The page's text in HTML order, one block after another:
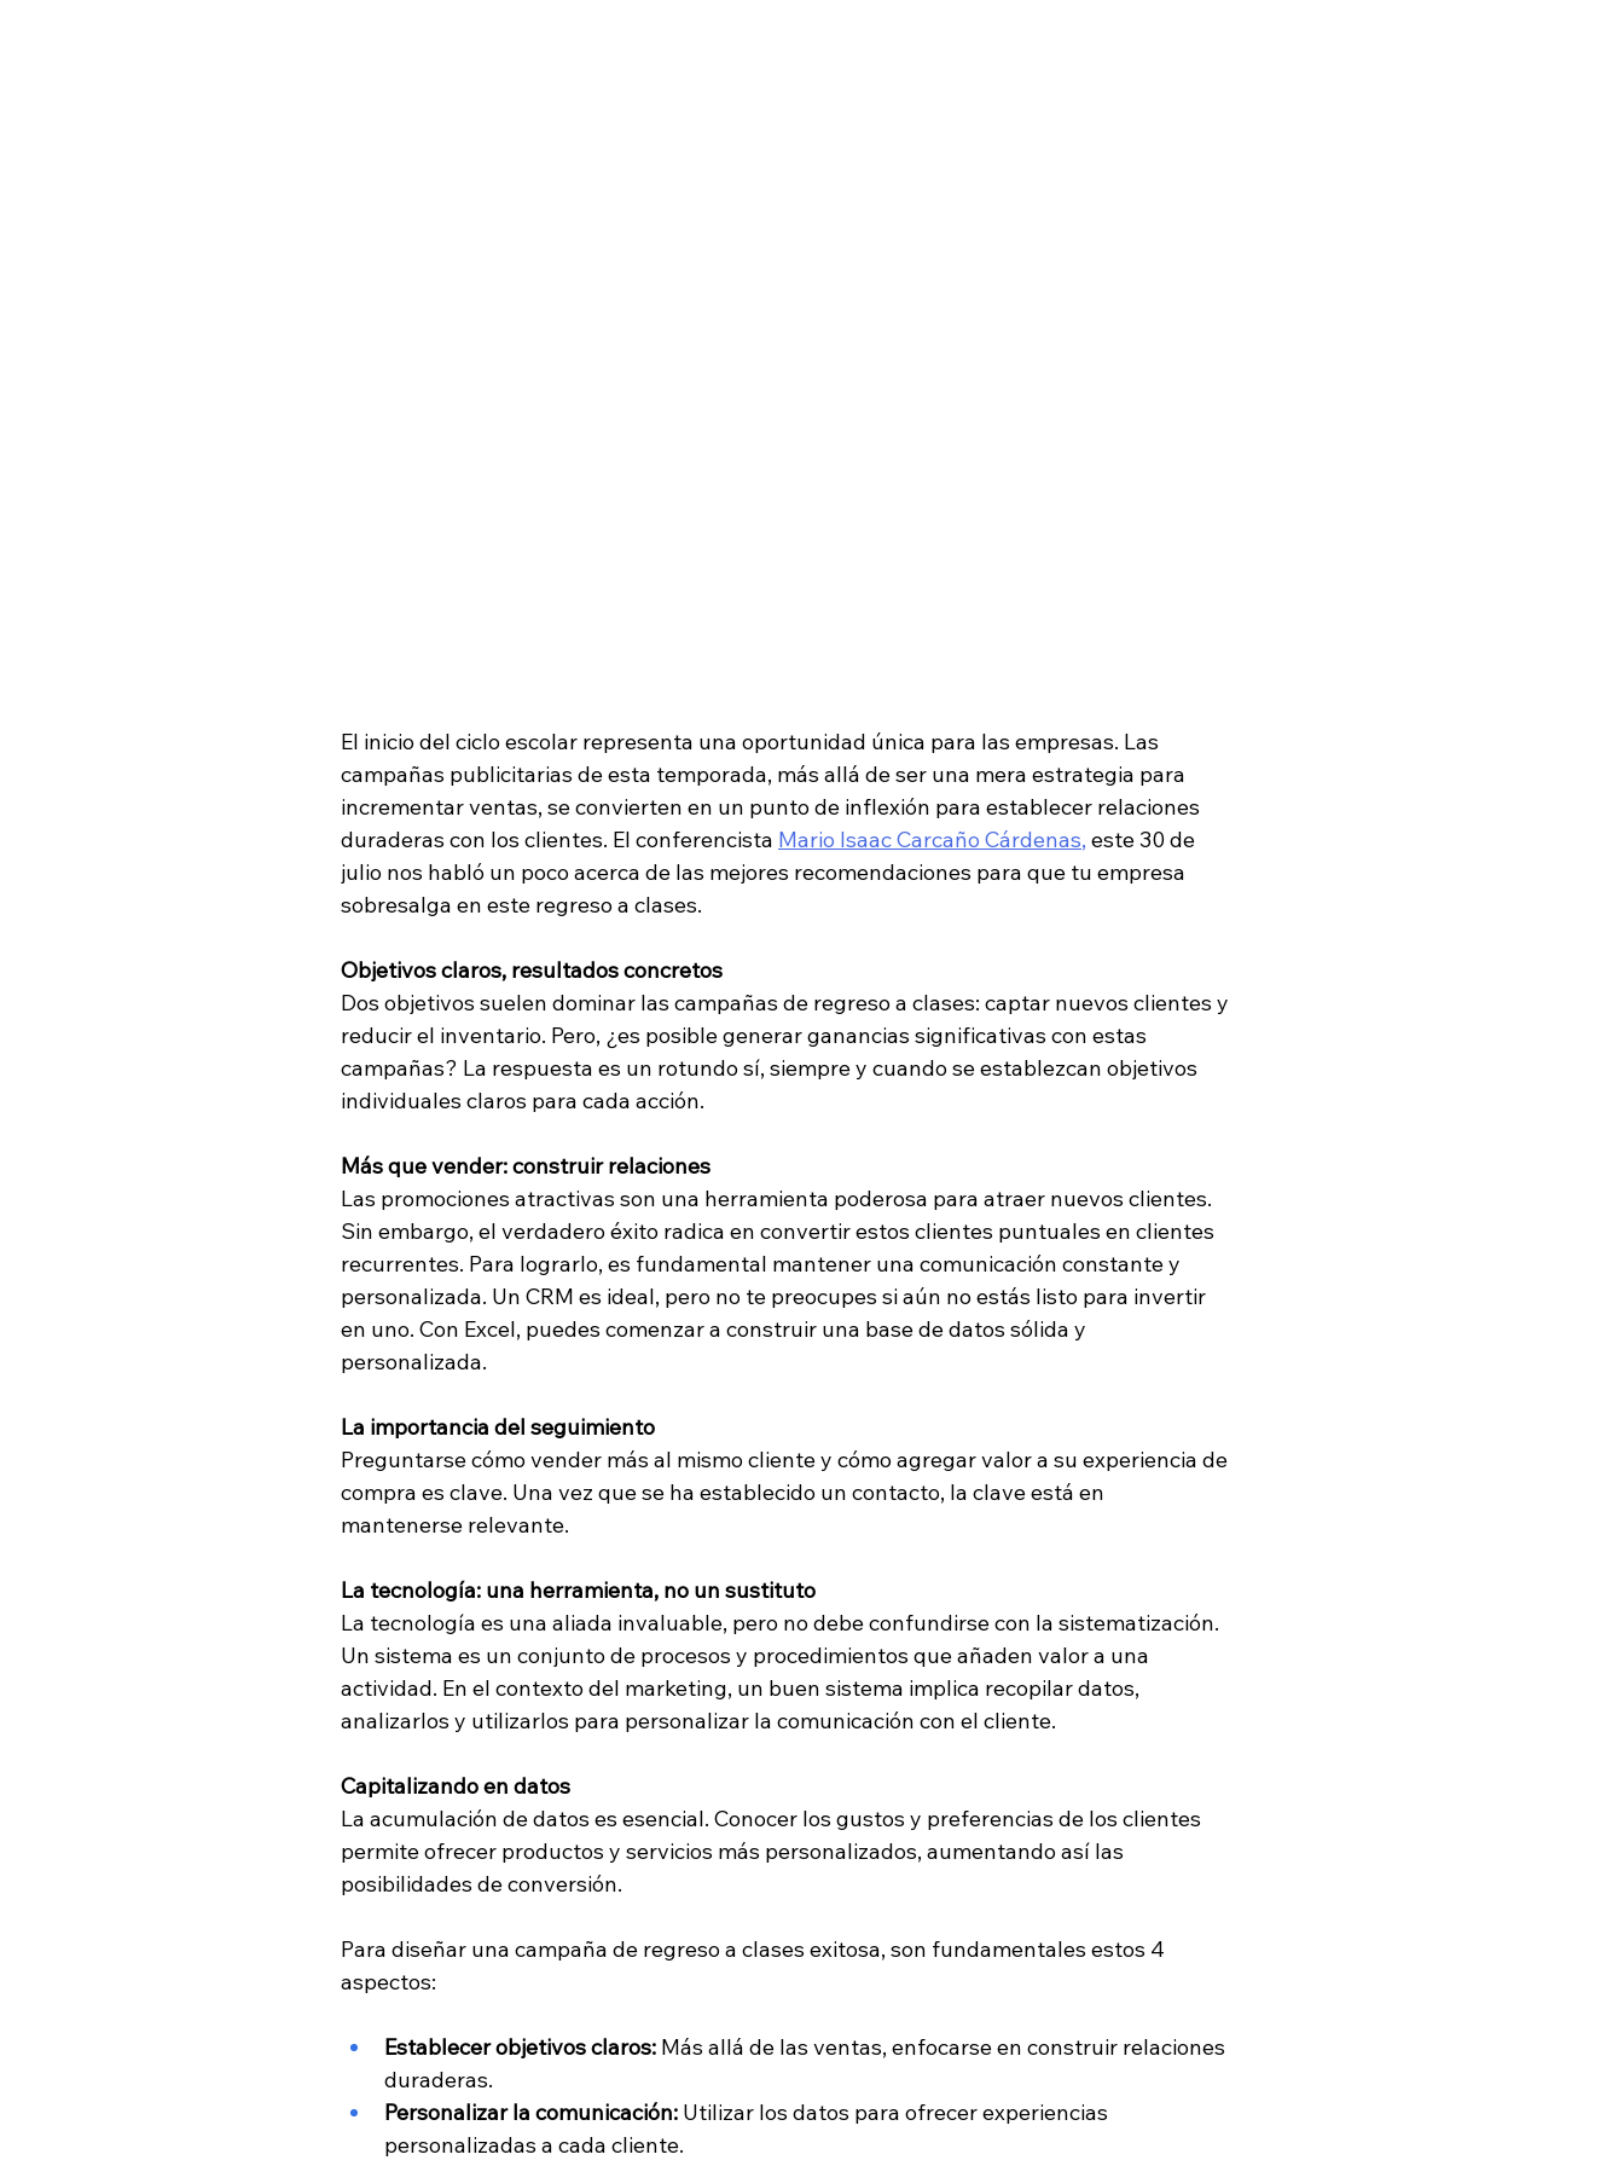
El inicio del ciclo escolar representa una oportunidad única para las empresas. Las
campañas publicitarias de esta temporada, más allá de ser una mera estrategia para
incrementar ventas, se convierten en un punto de inflexión para establecer relaciones
duraderas con los clientes. El conferencista Mario Isaac Carcaño Cárdenas, este 30 de
julio nos habló un poco acerca de las mejores recomendaciones para que tu empresa
sobresalga en este regreso a clases.
Objetivos claros, resultados concretos
Dos objetivos suelen dominar las campañas de regreso a clases: captar nuevos clientes y
reducir el inventario. Pero, ¿es posible generar ganancias significativas con estas
campañas? La respuesta es un rotundo sí, siempre y cuando se establezcan objetivos
individuales claros para cada acción.
Más que vender: construir relaciones
Las promociones atractivas son una herramienta poderosa para atraer nuevos clientes.
Sin embargo, el verdadero éxito radica en convertir estos clientes puntuales en clientes
recurrentes. Para lograrlo, es fundamental mantener una comunicación constante y
personalizada. Un CRM es ideal, pero no te preocupes si aún no estás listo para invertir
en uno. Con Excel, puedes comenzar a construir una base de datos sólida y
personalizada.
La importancia del seguimiento
Preguntarse cómo vender más al mismo cliente y cómo agregar valor a su experiencia de
compra es clave. Una vez que se ha establecido un contacto, la clave está en
mantenerse relevante.
La tecnología: una herramienta, no un sustituto
La tecnología es una aliada invaluable, pero no debe confundirse con la sistematización.
Un sistema es un conjunto de procesos y procedimientos que añaden valor a una
actividad. En el contexto del marketing, un buen sistema implica recopilar datos,
analizarlos y utilizarlos para personalizar la comunicación con el cliente.
Capitalizando en datos
La acumulación de datos es esencial. Conocer los gustos y preferencias de los clientes
permite ofrecer productos y servicios más personalizados, aumentando así las
posibilidades de conversión.
Para diseñar una campaña de regreso a clases exitosa, son fundamentales estos 4
aspectos:
Establecer objetivos claros: Más allá de las ventas, enfocarse en construir relaciones
duraderas.
Personalizar la comunicación: Utilizar los datos para ofrecer experiencias
personalizadas a cada cliente.